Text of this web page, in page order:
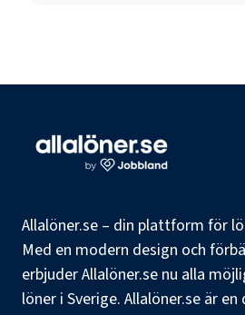
Allalöner.se – din plattform för
Med en modern design och
erbjuder Allalöner.se nu alla
löner i Sverige. Allalöner.se är